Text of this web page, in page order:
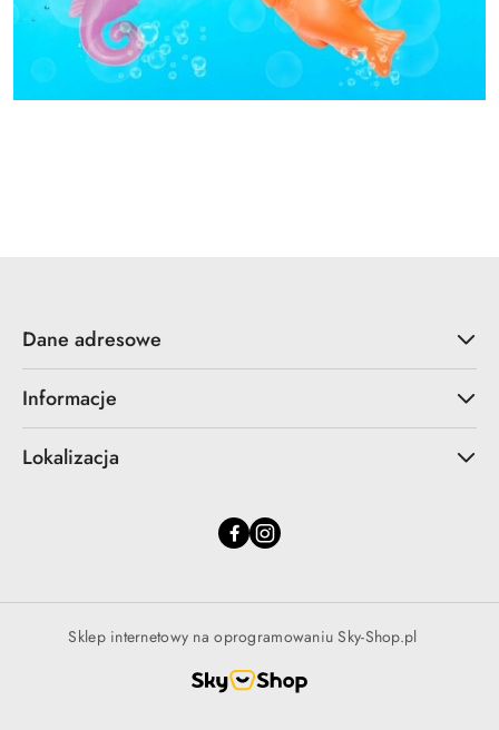
Dane adresowe
Informacje
Lokalizacja
Sklep internetowy na oprogramowaniu Sky-Shop.pl